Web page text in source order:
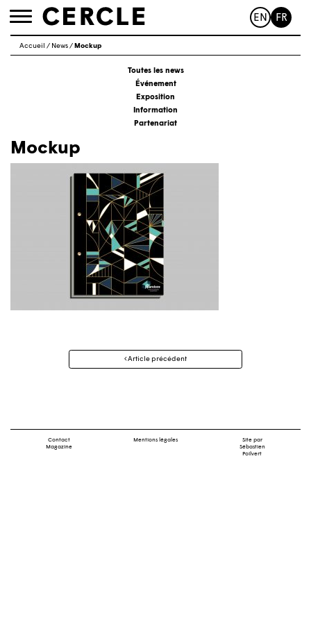
Toggle
EN FR
Accueil / News/ Mockup
Toutes les news
Événement
Exposition
Information
Partenariat
Mockup
Navigation
Article précédent
Contact
Magazine
Mentions légales
Site par
Sébastien
Poilvert